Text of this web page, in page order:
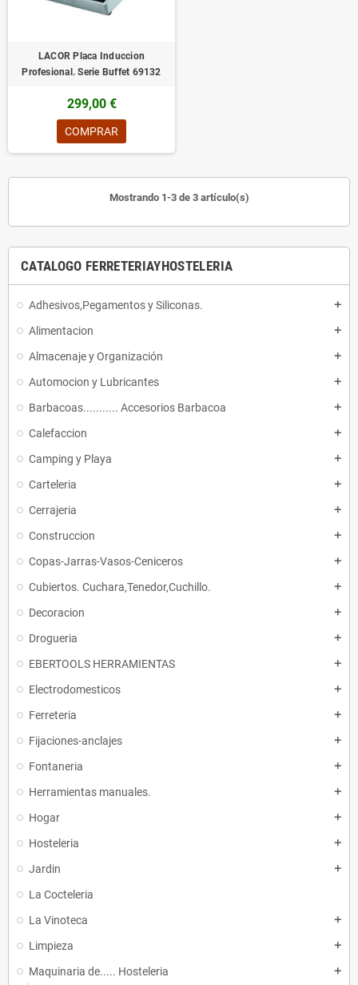
CATALOGO FERRETERIAYHOSTELERIA
Adhesivos,Pegamentos y Siliconas. add
Alimentacion add
Almacenaje y Organización add
Automocion y Lubricantes add
Barbacoas........... Accesorios Barbacoa add
Calefaccion add
Camping y Playa add
Carteleria add
Cerrajeria add
Construccion add
Copas-Jarras-Vasos-Ceniceros add
Cubiertos. Cuchara,Tenedor,Cuchillo. add
Decoracion add
Drogueria add
EBERTOOLS HERRAMIENTAS add
Electrodomesticos add
Ferreteria add
Fijaciones-anclajes add
Fontaneria add
Herramientas manuales. add
Hogar add
Hosteleria add
Jardin add
La Cocteleria
La Vinoteca
add
Limpieza add
Maquinaria de..... Hosteleria add
LACOR Placa Induccion
Profesional. Serie Buffet 69132
299,00 €
COMPRAR
Mostrando 1-3 de 3 artículo(s)